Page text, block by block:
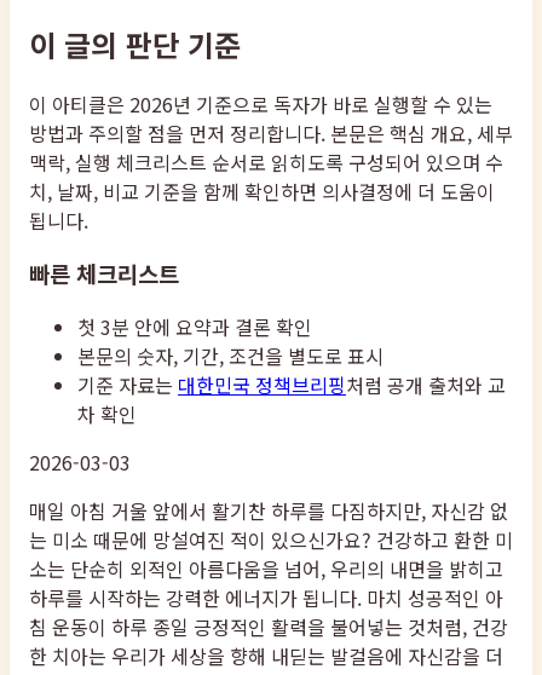
이 글의 판단 기준
이 아티클은 2026년 기준으로 독자가 바로 실행할 수 있는
방법과 주의할 점을 먼저 정리합니다. 본문은 핵심 개요, 세부
맥락, 실행 체크리스트 순서로 읽히도록 구성되어 있으며 수
치, 날짜, 비교 기준을 함께 확인하면 의사결정에 더 도움이
됩니다.
빠른 체크리스트
첫 3분 안에 요약과 결론 확인
본문의 숫자, 기간, 조건을 별도로 표시
기준 자료는 대한민국 정책브리핑처럼 공개 출처와 교
차 확인
2026-03-03
매일 아침 거울 앞에서 활기찬 하루를 다짐하지만, 자신감 없
는 미소 때문에 망설여진 적이 있으신가요? 건강하고 환한 미
소는 단순히 외적인 아름다움을 넘어, 우리의 내면을 밝히고
하루를 시작하는 강력한 에너지가 됩니다. 마치 성공적인 아
침 운동이 하루 종일 긍정적인 활력을 불어넣는 것처럼, 건강
한 치아는 우리가 세상을 향해 내딛는 발걸음에 자신감을 더